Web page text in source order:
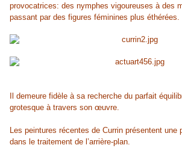
provocatrices: des nymphes vigoureuses à des
passant par des figures féminines plus éthérées.
Il demeure fidèle à sa recherche du parfait
grotesque à travers son œuvre.
Les peintures récentes de Currin présentent une
dans le traitement de l’arrière-plan.